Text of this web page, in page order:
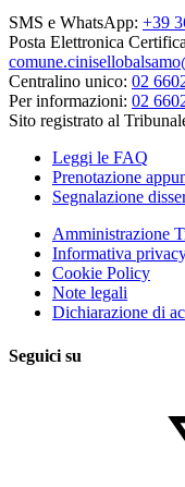
SMS e WhatsApp: +39
Posta Elettronica
Centralino unico: 02
Per informazioni: 02
Sito registrato al
Leggi le FAQ
Prenotazione
Segnalazione
Amministrazione
Informativa
Cookie Policy
Note legali
Dichiarazione di
Seguici su